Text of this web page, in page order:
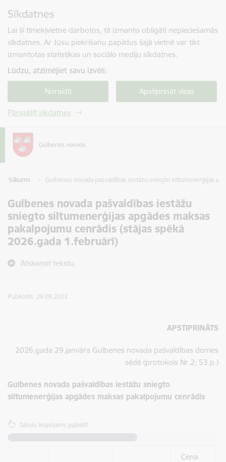
Sīkdatnes
Lai šī tīmekļvietne darbotos, tā izmanto obligāti nepieciešamās
sīkdatnes. Ar Jūsu piekrišanu papildus šajā vietnē var tikt
izmantotas statistikas un sociālo mediju sīkdatnes.
Lūdzu, atzīmējiet savu izvēli:
Noraidīt Apstiprināt visas
Pārvaldīt sīkdatnes
Sākums Gulbenes novada pašvaldības iestāžu sniegto siltumenerģijas
Gulbenes novada pašvaldības iestāžu
sniegto siltumenerģijas apgādes maksas
pakalpojumu cenrādis (stājas spēkā
2026.gada 1.februārī)
Atskaņot tekstu
Publicēts: 29.09.2023.
APSTIPRINĀTS
2026.gada 29.janvāra Gulbenes novada pašvaldības domes
sēdē (protokols Nr.2; 53.p.)
Gulbenes novada pašvaldības iestāžu sniegto
siltumenerģijas apgādes maksas pakalpojumu cenrādis
Tabulu iespējams pabīdīt!
Cena